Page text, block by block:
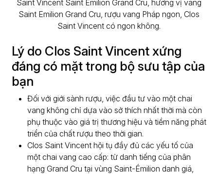
Lý do Clos Saint Vincent xứng
đáng có mặt trong bộ sưu tập của
bạn
Đối với giới sành rượu, việc đầu tư vào một chai
vang không chỉ dựa vào sở thích nhất thời mà còn
phụ thuộc vào giá trị thương hiệu và tiềm năng phát
triển của chất rượu theo thời gian.
Clos Saint Vincent hội tụ đầy đủ các yếu tố của
một chai vang cao cấp: từ danh tiếng của phân
hạng Grand Cru tại vùng Saint-Émilion danh giá,